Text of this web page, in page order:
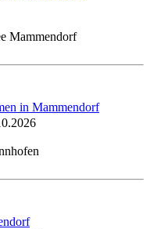
Mammendorf
in Mammendorf